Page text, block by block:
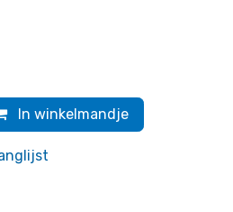
In winkelmandje